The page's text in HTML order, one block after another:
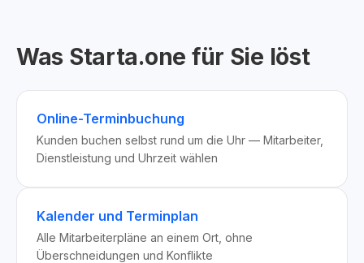
Was Starta.one für Sie löst
Online-Terminbuchung
Kunden buchen selbst rund um die Uhr — Mitarbeiter,
Dienstleistung und Uhrzeit wählen
Kalender und Terminplan
Alle Mitarbeiterpläne an einem Ort, ohne
Überschneidungen und Konflikte